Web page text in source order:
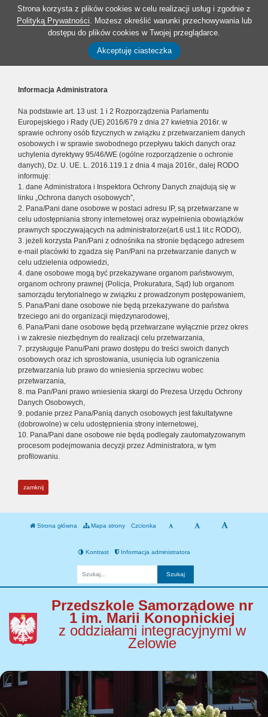
Strona korzysta z plików cookies w celu realizacji usług i zgodnie z
Polityką Prywatności. Możesz określić warunki przechowywania lub
dostępu do plików cookies w Twojej przeglądarce.
Akceptuję ciasteczka
Informacja Administratora
Na podstawie art. 13 ust. 1 i 2 Rozporządzenia Parlamentu
Europejskiego i Rady (UE) 2016/679 z dnia 27 kwietnia 2016r. w
sprawie ochrony osób fizycznych w związku z przetwarzaniem danych
osobowych i w sprawie swobodnego przepływu takich danych oraz
uchylenia dyrektywy 95/46/WE (ogólne rozporządzenie o ochronie
danych), Dz. U. UE. L. 2016.119.1 z dnia 4 maja 2016r., dalej RODO
informuję:
1. dane Administratora i Inspektora Ochrony Danych znajdują się w
linku „Ochrona danych osobowych”,
2. Pana/Pani dane osobowe w postaci adresu IP, są przetwarzane w
celu udostępniania strony internetowej oraz wypełnienia obowiązków
prawnych spoczywających na administratorze(art.6 ust.1 lit.c RODO),
3. jeżeli korzysta Pan/Pani z odnośnika na stronie będącego adresem
e-mail placówki to zgadza się Pan/Pani na przetwarzanie danych w
celu udzielenia odpowiedzi,
4. dane osobowe mogą być przekazywane organom państwowym,
organom ochrony prawnej (Policja, Prokuratura, Sąd) lub organom
samorządu terytorialnego w związku z prowadzonym postępowaniem,
5. Pana/Pani dane osobowe nie będą przekazywane do państwa
trzeciego ani do organizacji międzynarodowej,
6. Pana/Pani dane osobowe będą przetwarzane wyłącznie przez okres
i w zakresie niezbędnym do realizacji celu przetwarzania,
7. przysługuje Panu/Pani prawo dostępu do treści swoich danych
osobowych oraz ich sprostowania, usunięcia lub ograniczenia
przetwarzania lub prawo do wniesienia sprzeciwu wobec
przetwarzania,
8. ma Pan/Pani prawo wniesienia skargi do Prezesa Urzędu Ochrony
Danych Osobowych,
9. podanie przez Pana/Panią danych osobowych jest fakultatywne
(dobrowolne) w celu udostępnienia strony internetowej,
10. Pana/Pani dane osobowe nie będą podlegały zautomatyzowanym
procesom podejmowania decyzji przez Administratora, w tym
profilowaniu.
zamknij
Strona główna Mapa strony Czcionka
Kontrast Informacja administratora
Przedszkole Samorządowe nr
1 im. Marii Konopnickiej
z oddziałami integracyjnymi w
Zelowie